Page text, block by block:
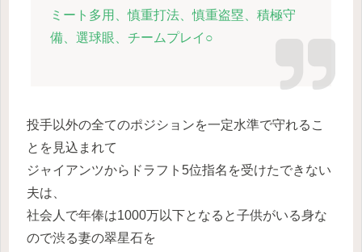
ミート多用、慎重打法、慎重盗塁、積極守
備、選球眼、チームプレイ○
投手以外の全てのポジションを一定水準で守れるこ
とを見込まれて
ジャイアンツからドラフト5位指名を受けたできない
夫は、
社会人で年俸は1000万以下となると子供がいる身な
ので渋る妻の翠星石を